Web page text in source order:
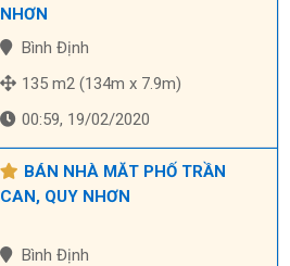
NHƠN
Bình Định
135 m2 (134m x 7.9m)
00:59, 19/02/2020
BÁN NHÀ MĂT PHỐ TRẦN
CAN, QUY NHƠN
Bình Định